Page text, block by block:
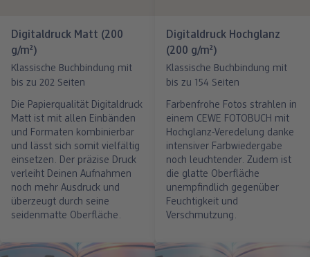
Digitaldruck Matt (200
g/m²)
Klassische Buchbindung mit
bis zu 202 Seiten
Die Papierqualität Digitaldruck
Matt ist mit allen Einbänden
und Formaten kombinierbar
und lässt sich somit vielfältig
einsetzen. Der präzise Druck
verleiht Deinen Aufnahmen
noch mehr Ausdruck und
überzeugt durch seine
seidenmatte Oberfläche.
Digitaldruck Hochglanz
(200 g/m²)
Klassische Buchbindung mit
bis zu 154 Seiten
Farbenfrohe Fotos strahlen in
einem CEWE FOTOBUCH mit
Hochglanz-Veredelung danke
intensiver Farbwiedergabe
noch leuchtender. Zudem ist
die glatte Oberfläche
unempfindlich gegenüber
Feuchtigkeit und
Verschmutzung.